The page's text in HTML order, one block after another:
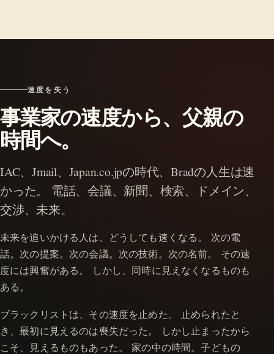
速度を失う
事業家の速度から、父親の
時間へ。
IAC、Jmail、Japan.co.jpの時代、Bradの人生は速
かった。 電話、会議、新聞、検索、ドメイン、
交渉、未来。
未来を追いかける人は、どうしても速くなる。 次の電
話。次の提案。次の会議。次の技術。次の名前。 その速
度には興奮がある。 しかし、同時に見えなくなるものも
ある。
ブラックリストは、その速度を止めた。 止められたと
き、最初に見えるのは喪失だった。 しかし止まったから
こそ、見えるものもあった。 家の中の時間。子どもの